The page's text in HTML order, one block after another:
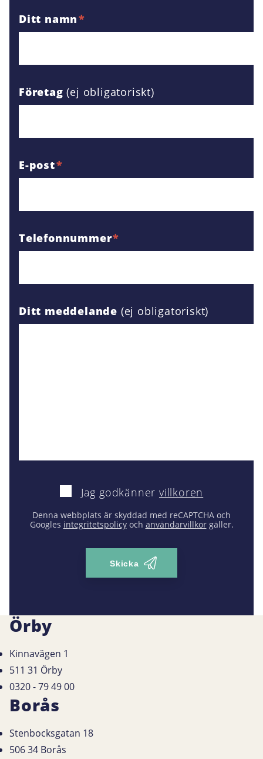
Ditt namn
Företag
E-post
Telefonnummer
Ditt meddelande
Jag godkänner villkoren
Denna webbplats är skyddad med reCAPTCHA och
Googles integritetspolicyoch användarvillkorgäller.
Örby
Kinnavägen 1
511 31 Örby
0320 - 79 49 00
Borås
Stenbocksgatan 18
506 34 Borås